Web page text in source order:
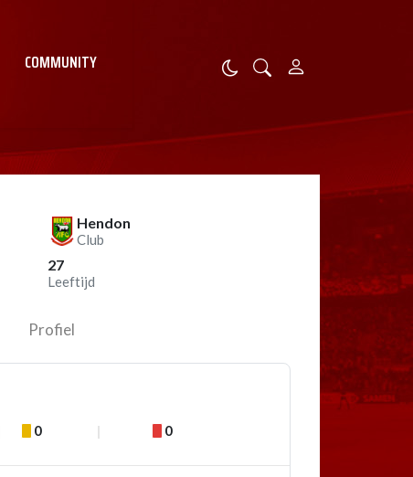
COMMUNITY
Hendon
Club
27
Leeftijd
Profiel
0 0